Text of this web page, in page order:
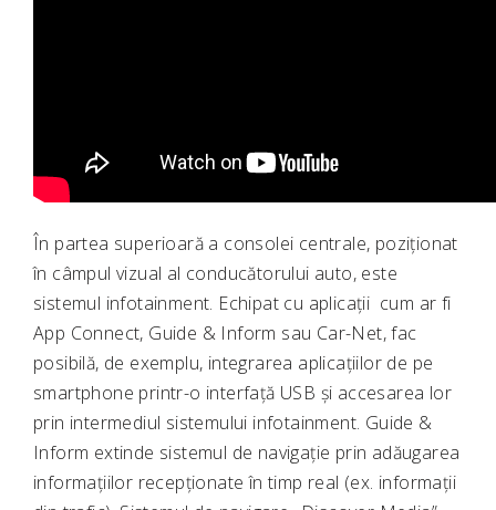
În partea superioară a consolei centrale, poziționat
în câmpul vizual al conducătorului auto, este
sistemul infotainment. Echipat cu aplicații cum ar fi
App Connect, Guide & Inform sau Car-Net, fac
posibilă, de exemplu, integrarea aplicațiilor de pe
smartphone printr-o interfață USB și accesarea lor
prin intermediul sistemului infotainment. Guide &
Inform extinde sistemul de navigație prin adăugarea
informațiilor recepționate în timp real (ex. informații